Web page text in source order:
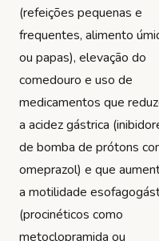
(refeições pequenas e
frequentes, alimento
ou papas), elevação do
comedouro e uso de
medicamentos que
a acidez gástrica
de bomba de prótons
omeprazol) e que
a motilidade
(procinéticos como
metoclopramida ou